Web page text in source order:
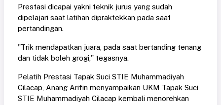
Prestasi dicapai yakni teknik jurus yang sudah
dipelajari saat latihan dipraktekkan pada saat
pertandingan.
"Trik mendapatkan juara, pada saat bertanding tenang
dan tidak boleh grogi," tegasnya.
Pelatih Prestasi Tapak Suci STIE Muhammadiyah
Cilacap, Anang Arifin menyampaikan UKM Tapak Suci
STIE Muhammadiyah Cilacap kembali menorehkan